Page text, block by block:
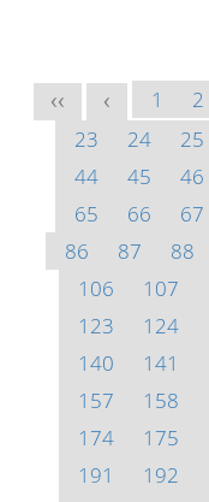
<< < 1 2
23
24 25
44
45 46
65
66 67
86
87 88
106
107
123
124
140
141
157
158
174
175
191
192